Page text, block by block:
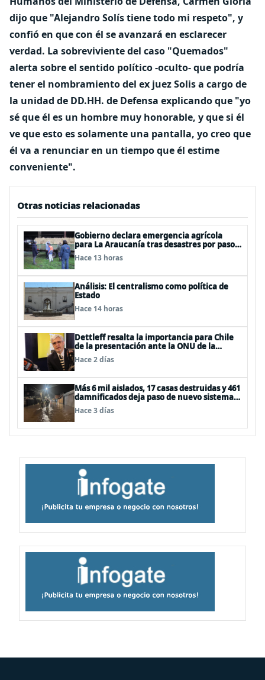
dijo que "Alejandro Solís tiene todo mi respeto", y
confió en que con él se avanzará en esclarecer
verdad. La sobreviviente del caso "Quemados"
alerta sobre el sentido político -oculto- que podría
tener el nombramiento del ex juez Solis a cargo de
la unidad de DD.HH. de Defensa explicando que "yo
sé que él es un hombre muy honorable, y que si él
ve que esto es solamente una pantalla, yo creo que
él va a renunciar en un tiempo que él estime
conveniente".
Otras noticias relacionadas
Gobierno declara emergencia agrícola
para La Araucanía tras desastres por pasos
de sistemas frontales
Hace 13 horas
Análisis: El centralismo como política de
Estado
Hace 14 horas
Dettleff resalta la importancia para Chile
de la presentación ante la ONU de la
Plataforma Continental Extendida del
Archipiélago Juan Fernández
Hace 2 días
Más 6 mil aislados, 17 casas destruidas y 461
damnificados deja paso de nuevo sistema
frontal
Hace 3 días